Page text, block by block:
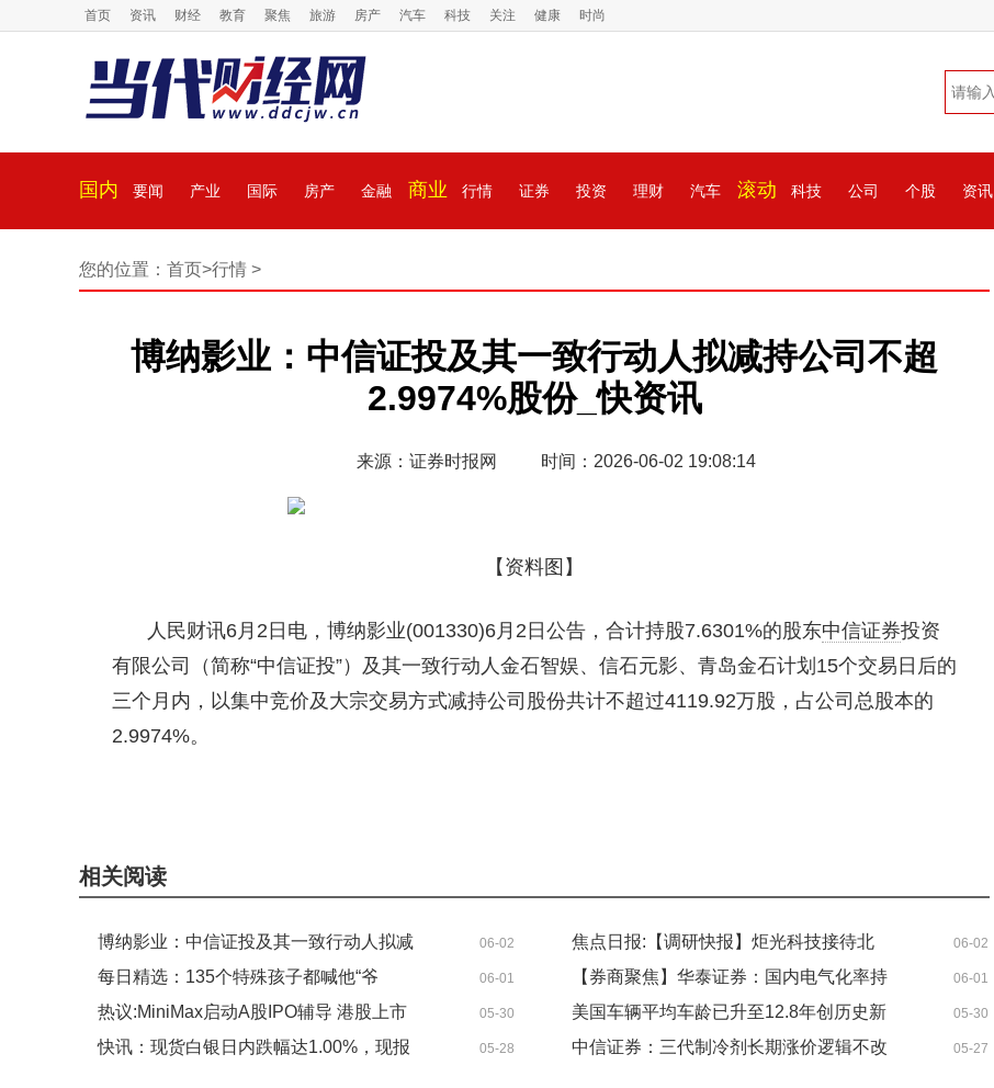
首页 资讯 财经 教育 聚焦 旅游 房产 汽车 科技 关注 健康 时尚
国内 要闻 产业 国际 房产 金融 商业 行情 证券 投资 理财 汽车 滚动 科技 公司 个股 资讯
您的位置： 首页>行情 >
博纳影业：中信证投及其一致行动人拟减持公司不超
2.9974%股份_快资讯
来源：证券时报网 时间：2026-06-02 19:08:14
【资料图】
人民财讯6月2日电，博纳影业(001330)6月2日公告，合计持股7.6301%的股东中信证券投资
有限公司（简称“中信证投”）及其一致行动人金石智娱、信石元影、青岛金石计划15个交易日后的
三个月内，以集中竞价及大宗交易方式减持公司股份共计不超过4119.92万股，占公司总股本的
2.9974%。
相关阅读
博纳影业：中信证投及其一致行动人拟减
持公司不超2.9974%股份_快资讯
06-02
焦点日报:【调研快报】炬光科技接待北
京远惟投资等43家机构调研
06-02
每日精选：135个特殊孩子都喊他“爷
爷”，他能叫出每一个名字
06-01
【券商聚焦】华泰证券：国内电气化率持
续提升 “十五五”碳达峰目标下这一进程或
加速_当前关注
06-01
热议:MiniMax启动A股IPO辅导 港股上市
后拟冲刺“A+H”双平台
05-30
美国车辆平均车龄已升至12.8年创历史新
高 更多司机加入“高里程俱乐部”
05-30
快讯：现货白银日内跌幅达1.00%，现报
05-28 中信证券：三代制冷剂长期涨价逻辑不改 05-27